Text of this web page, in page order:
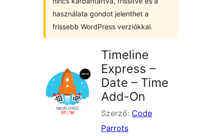
használata gondot jelenthet a
frissebb WordPress verziókkal.
Timeline
Express –
Date – Time
Add-On
Szerző: Code
Parrots